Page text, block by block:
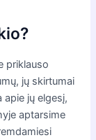
priklauso
jų skirtumai
jų elgesį,
aptarsime